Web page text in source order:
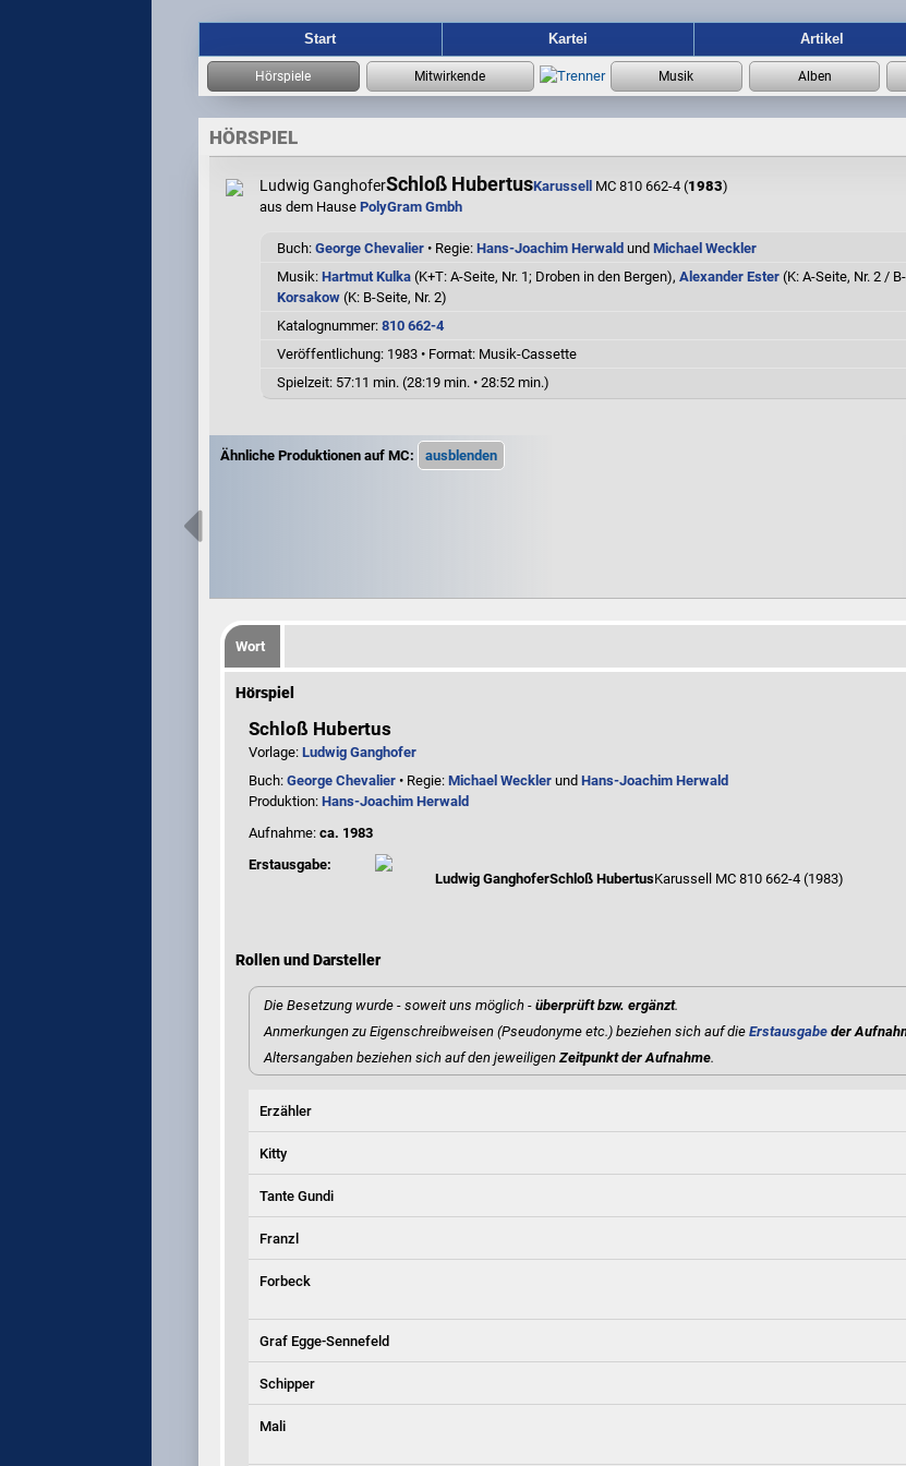
Start Kartei Artikel
HÖRSPIEL
Ludwig GanghoferSchloß HubertusKarussell MC 810 662-4 (1983)
aus dem Hause PolyGram Gmbh
Buch: George Chevalier• Regie: Hans-Joachim Herwald und Michael Weckler
Musik: Hartmut Kulka(K+T: A-Seite, Nr. 1; Droben in den Bergen), Alexander Ester(K: A-Seite, Nr. 2 /
Korsakow(K: B-Seite, Nr. 2)
Katalognummer: 810 662-4
Veröffentlichung: 1983• Format: Musik-Cassette
Spielzeit: 57:11 min. (28:19 min. • 28:52 min.)
Ähnliche Produktionen auf MC:
Wort
Hörspiel
Schloß Hubertus
Vorlage:Ludwig Ganghofer
Buch:George Chevalier • Regie:Michael Weckler undHans-Joachim Herwald
Produktion:Hans-Joachim Herwald
Aufnahme:ca. 1983
Erstausgabe:
Ludwig GanghoferSchloß HubertusKarussell MC 810 662-4 (1983)
Rollen und Darsteller
Die Besetzung wurde - soweit uns möglich -überprüft bzw. ergänzt.
Anmerkungen zu Eigenschreibweisen (Pseudonyme etc.) beziehen sich auf dieErstausgabe der
Altersangaben beziehen sich auf den jeweiligenZeitpunkt der Aufnahme.
Erzähler
Kitty
Tante Gundi
Franzl
Forbeck
Graf Egge-Sennefeld
Schipper
Mali